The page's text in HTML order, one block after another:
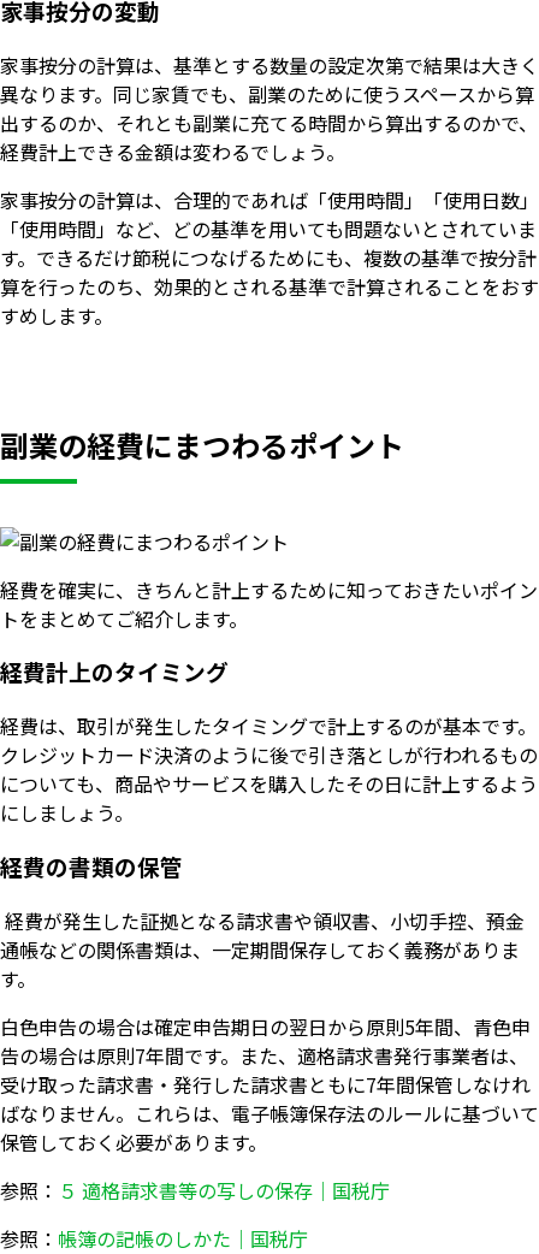
家事按分の変動
家事按分の計算は、基準とする数量の設定次第で結果は大きく
異なります。同じ家賃でも、副業のために使うスペースから算
出するのか、それとも副業に充てる時間から算出するのかで、
経費計上できる金額は変わるでしょう。
家事按分の計算は、合理的であれば「使用時間」「使用日数」
「使用時間」など、どの基準を用いても問題ないとされていま
す。できるだけ節税につなげるためにも、複数の基準で按分計
算を行ったのち、効果的とされる基準で計算されることをおす
すめします。
副業の経費にまつわるポイント
経費を確実に、きちんと計上するために知っておきたいポイン
トをまとめてご紹介します。
経費計上のタイミング
経費は、取引が発生したタイミングで計上するのが基本です。
クレジットカード決済のように後で引き落としが行われるもの
についても、商品やサービスを購入したその日に計上するよう
にしましょう。
経費の書類の保管
経費が発生した証拠となる請求書や領収書、小切手控、預金
通帳などの関係書類は、一定期間保存しておく義務がありま
す。
白色申告の場合は確定申告期日の翌日から原則5年間、青色申
告の場合は原則7年間です。また、適格請求書発行事業者は、
受け取った請求書・発行した請求書ともに7年間保管しなけれ
ばなりません。これらは、電子帳簿保存法のルールに基づいて
保管しておく必要があります。
参照： ５ 適格請求書等の写しの保存｜国税庁
参照： 帳簿の記帳のしかた｜国税庁